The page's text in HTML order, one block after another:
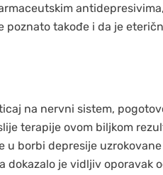
poznato takođe i da je
na nervni sistem,
terapije ovom biljkom
u borbi depresije
dokazalo je vidljiv oporavak